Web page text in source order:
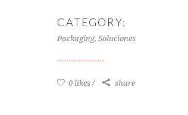
CATEGORY:
Packaging, Soluciones
0 likes share